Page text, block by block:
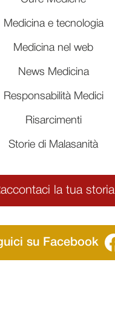
Medicina e tecnologia
Medicina nel web
News Medicina
Responsabilità Medici
Risarcimenti
Storie di Malasanità
la tua storia
su Facebook